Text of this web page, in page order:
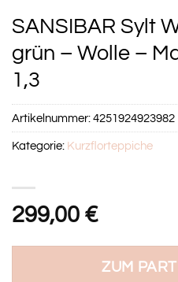
SANSIBAR Sylt
grün – Wolle –
1,3
299,00 €
ZUM
Artikelnummer:4251924923982
Kategorie: Kurzflorteppiche